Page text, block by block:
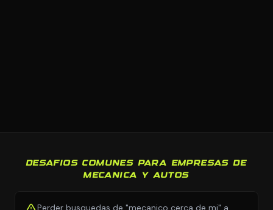
DESAFIOS COMUNES PARA EMPRESAS DE
MECANICA Y AUTOS
Perder busquedas de "mecanico cerca de mi" a